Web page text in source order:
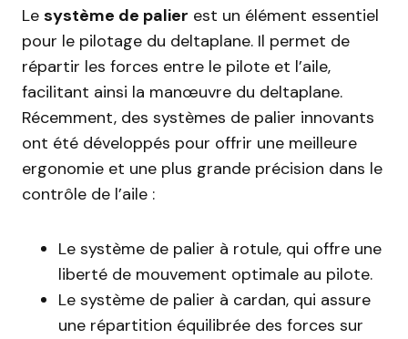
Le système de palier est un élément essentiel
pour le pilotage du deltaplane. Il permet de
répartir les forces entre le pilote et l’aile,
facilitant ainsi la manœuvre du deltaplane.
Récemment, des systèmes de palier innovants
ont été développés pour offrir une meilleure
ergonomie et une plus grande précision dans le
contrôle de l’aile :
Le système de palier à rotule, qui offre une
liberté de mouvement optimale au pilote.
Le système de palier à cardan, qui assure
une répartition équilibrée des forces sur